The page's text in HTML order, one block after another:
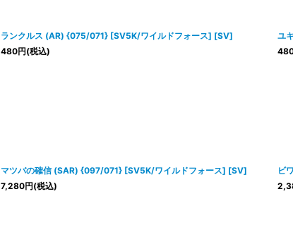
ランクルス (AR) {075/071} [SV5K/ワイルドフォース] [SV]
480円(税込)
ユ
マツバの確信 (SAR) {097/071} [SV5K/ワイルドフォース] [SV]
7,280円(税込)
ビ